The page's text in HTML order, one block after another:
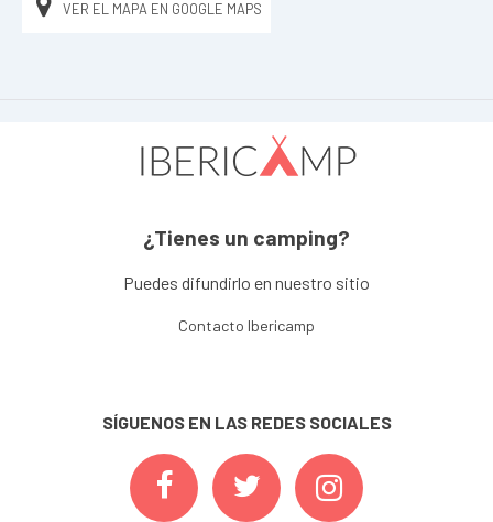
VER EL MAPA EN GOOGLE MAPS
¿Tienes un camping?
Puedes difundirlo en nuestro sitio
Contacto Ibericamp
SÍGUENOS EN LAS REDES SOCIALES